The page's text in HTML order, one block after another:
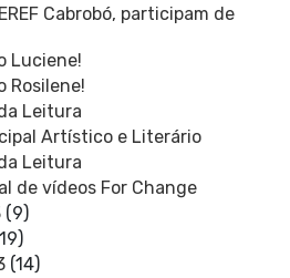
Cabrobó, participam de
Luciene!
Rosilene!
Leitura
Artístico e Literário
Leitura
de vídeos For Change
(9)
(14)